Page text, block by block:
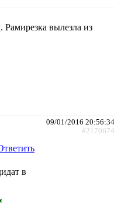
. Рамирезка вылезла из
09/01/2016 20:56:34
#2170674
в